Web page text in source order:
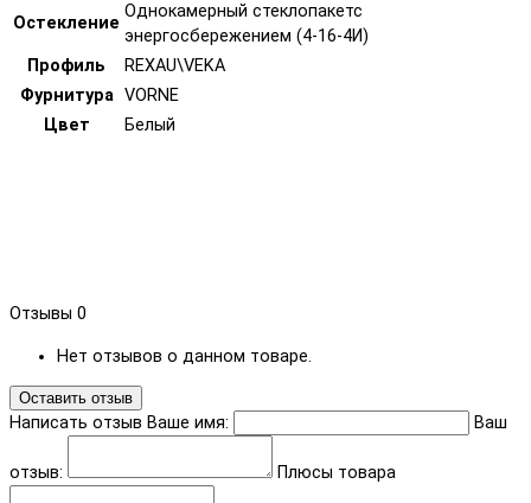
Остекление
Однокамерный стеклопакетс
энергосбережением (4-16-4И)
Профиль
REXAU\VEKA
Фурнитура VORNE
Цвет
Белый
Отзывы 0
Нет отзывов о данном товаре.
Оставить отзыв
Написать отзыв Ваше имя: Ваш
отзыв: Плюсы товара